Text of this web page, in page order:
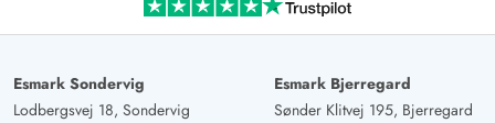
Esmark Sondervig
Lodbergsvej 18, Sondervig
Esmark Bjerregard
Sønder Klitvej 195, Bjerregard